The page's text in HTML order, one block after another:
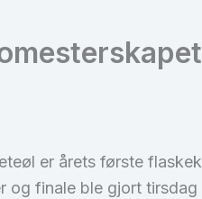
er årets første
og finale ble gjort